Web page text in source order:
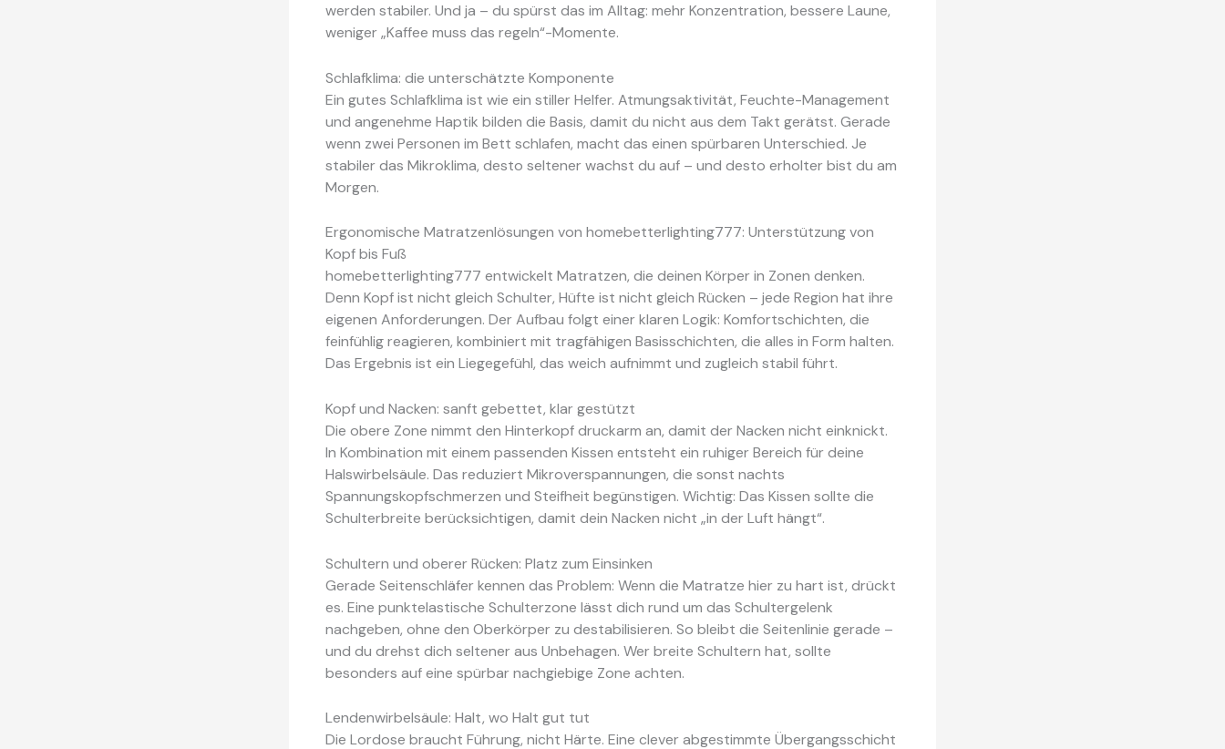
werden stabiler. Und ja – du spürst das im Alltag: mehr Konzentration, bessere Laune,
weniger „Kaffee muss das regeln“-Momente.
Schlafklima: die unterschätzte Komponente
Ein gutes Schlafklima ist wie ein stiller Helfer. Atmungsaktivität, Feuchte-Management
und angenehme Haptik bilden die Basis, damit du nicht aus dem Takt gerätst. Gerade
wenn zwei Personen im Bett schlafen, macht das einen spürbaren Unterschied. Je
stabiler das Mikroklima, desto seltener wachst du auf – und desto erholter bist du am
Morgen.
Ergonomische Matratzenlösungen von homebetterlighting777: Unterstützung von
Kopf bis Fuß
homebetterlighting777 entwickelt Matratzen, die deinen Körper in Zonen denken.
Denn Kopf ist nicht gleich Schulter, Hüfte ist nicht gleich Rücken – jede Region hat ihre
eigenen Anforderungen. Der Aufbau folgt einer klaren Logik: Komfortschichten, die
feinfühlig reagieren, kombiniert mit tragfähigen Basisschichten, die alles in Form halten.
Das Ergebnis ist ein Liegegefühl, das weich aufnimmt und zugleich stabil führt.
Kopf und Nacken: sanft gebettet, klar gestützt
Die obere Zone nimmt den Hinterkopf druckarm an, damit der Nacken nicht einknickt.
In Kombination mit einem passenden Kissen entsteht ein ruhiger Bereich für deine
Halswirbelsäule. Das reduziert Mikroverspannungen, die sonst nachts
Spannungskopfschmerzen und Steifheit begünstigen. Wichtig: Das Kissen sollte die
Schulterbreite berücksichtigen, damit dein Nacken nicht „in der Luft hängt“.
Schultern und oberer Rücken: Platz zum Einsinken
Gerade Seitenschläfer kennen das Problem: Wenn die Matratze hier zu hart ist, drückt
es. Eine punktelastische Schulterzone lässt dich rund um das Schultergelenk
nachgeben, ohne den Oberkörper zu destabilisieren. So bleibt die Seitenlinie gerade –
und du drehst dich seltener aus Unbehagen. Wer breite Schultern hat, sollte
besonders auf eine spürbar nachgiebige Zone achten.
Lendenwirbelsäule: Halt, wo Halt gut tut
Die Lordose braucht Führung, nicht Härte. Eine clever abgestimmte Übergangsschicht